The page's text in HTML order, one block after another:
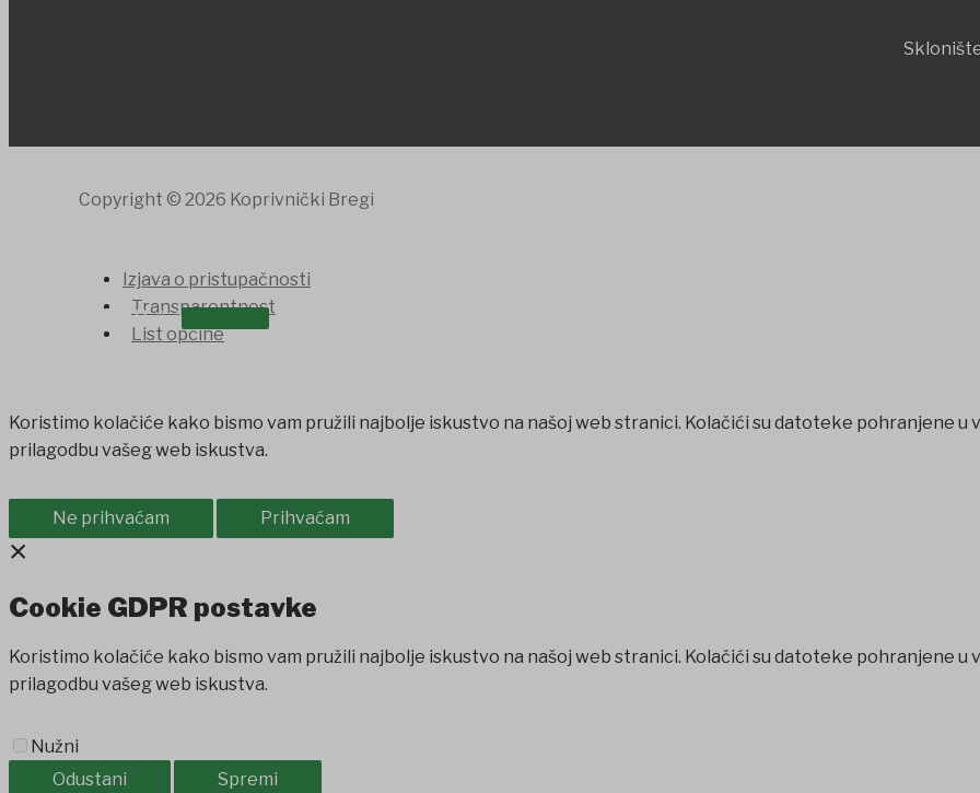
OSTALO
Copyright © 2026 Koprivnički Bregi
Izjava o pristupačnosti
Transparentnost
List općine
Koristimo kolačiće kako bismo vam pružili najbolje iskustvo na našoj web stranici. Kolačići su datoteke pohranjene
prilagodbu vašeg web iskustva.
Ne prihvaćam Prihvaćam
×
Cookie GDPR postavke
Koristimo kolačiće kako bismo vam pružili najbolje iskustvo na našoj web stranici. Kolačići su datoteke pohranjene
prilagodbu vašeg web iskustva.
Nužni
Odustani
Spremi